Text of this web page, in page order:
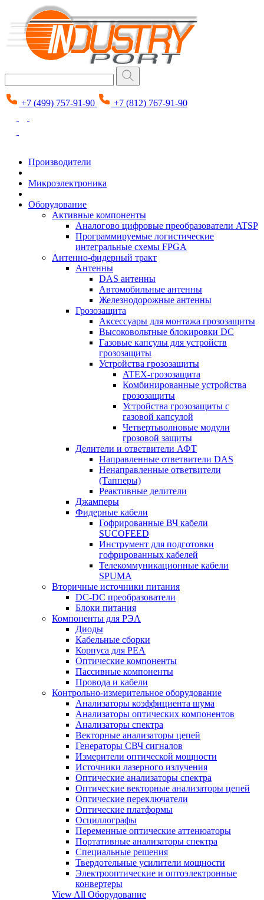
+7 (499) 757-91-90 +7 (812) 767-91-90
Производители
Микроэлектроника
Оборудование
Активные компоненты
Аналогово цифровые преобразователи ATSP
Программируемые логистические
интегральные схемы FPGA
Антенно-фидерный тракт
Антенны
DAS антенны
Автомобильные антенны
Железнодорожные антенны
Грозозащита
Аксессуары для монтажа грозозащиты
Высоковольтные блокировки DC
Газовые капсулы для устройств
грозозащиты
Устройства грозозащиты
ATEX-грозозащита
Комбинированные устройства
грозозащиты
Устройства грозозащиты с
газовой капсулой
Четвертьволновые модули
грозовой защиты
Делители и ответвители АФТ
Направленные ответвители DAS
Ненаправленные ответвители
(Тапперы)
Реактивные делители
Джамперы
Фидерные кабели
Гофрированные ВЧ кабели
SUCOFEED
Инструмент для подготовки
гофрированных кабелей
Телекоммуникационные кабели
SPUMA
Вторичные источники питания
DC-DC преобразователи
Блоки питания
Компоненты для РЭА
Диоды
Кабельные сборки
Корпуса для РЕА
Оптические компоненты
Пассивные компоненты
Провода и кабели
Контрольно-измерительное оборудование
Анализаторы коэффициента шума
Анализаторы оптических компонентов
Анализаторы спектра
Векторные анализаторы цепей
Генераторы СВЧ сигналов
Измерители оптической мощности
Источники лазерного излучения
Оптические анализаторы спектра
Оптические векторные анализаторы цепей
Оптические переключатели
Оптические платформы
Осциллографы
Переменные оптические аттенюаторы
Портативные анализаторы спектра
Специальные решения
Твердотельные усилители мощности
Электрооптические и оптоэлектронные
конвертеры
View All Оборудование